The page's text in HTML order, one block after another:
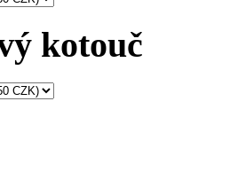
kotouč